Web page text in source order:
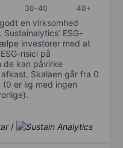
30-40 40+
en virksomhed
ESG-
investorer med at
risici på
de kan påvirke
Skalaen går fra 0
er lig med ingen
/